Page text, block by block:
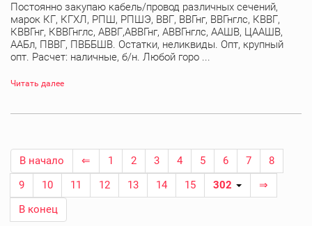
Постоянно закупаю кабель/провод различных сечений,
марок КГ, КГХЛ, РПШ, РПШЭ, ВВГ, ВВГнг, ВВГнглс, КВВГ,
КВВГнг, КВВГнглс, АВВГ,АВВГнг, АВВГнглс, ААШВ, ЦААШВ,
ААБл, ПВВГ, ПВББШВ. Остатки, неликвиды. Опт, крупный
опт. Расчет: наличные, б/н. Любой горо ...
Читать далее
В начало ⇐ 1 2 3 4 5 6 7
8
9
10 11 12 13 14 15 302
⇒
В конец